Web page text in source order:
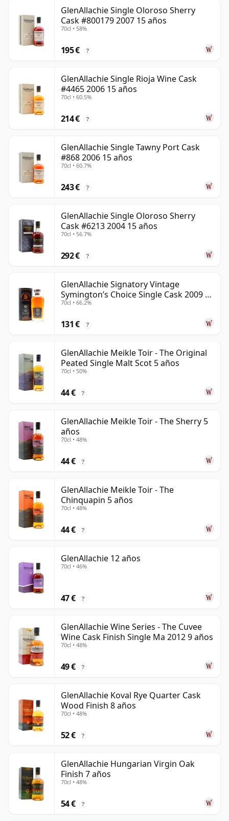
GlenAllachie Single Oloroso Sherry
Cask #800179 2007 15 años
70cl • 58%
195 € ?
GlenAllachie Single Rioja Wine Cask
#4465 2006 15 años
70cl • 60.5%
214 € ?
GlenAllachie Single Tawny Port Cask
#868 2006 15 años
70cl • 60.7%
243 € ?
GlenAllachie Single Oloroso Sherry
Cask #6213 2004 15 años
70cl • 56.7%
292 € ?
GlenAllachie Signatory Vintage
Symington’s Choice Single Cask 2009 15
años
70cl • 66.2%
131 € ?
GlenAllachie Meikle Toir - The Original
Peated Single Malt Scot 5 años
70cl • 50%
44 € ?
GlenAllachie Meikle Toir - The Sherry 5
años
70cl • 48%
44 € ?
GlenAllachie Meikle Toir - The
Chinquapin 5 años
70cl • 48%
44 € ?
GlenAllachie 12 años
70cl • 46%
47 € ?
GlenAllachie Wine Series - The Cuvee
Wine Cask Finish Single Ma 2012 9 años
70cl • 48%
49 € ?
GlenAllachie Koval Rye Quarter Cask
Wood Finish 8 años
70cl • 48%
52 € ?
GlenAllachie Hungarian Virgin Oak
Finish 7 años
70cl • 48%
54 € ?